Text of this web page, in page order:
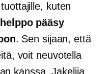
kuten
helppo pääsy
. Sen sijaan, että
voit neuvotella
kanssa. Jakelija